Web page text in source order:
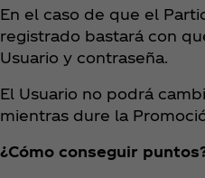
En el caso de que el
registrado bastará con
Usuario y contraseña.
El Usuario no podrá
mientras dure la
¿Cómo conseguir